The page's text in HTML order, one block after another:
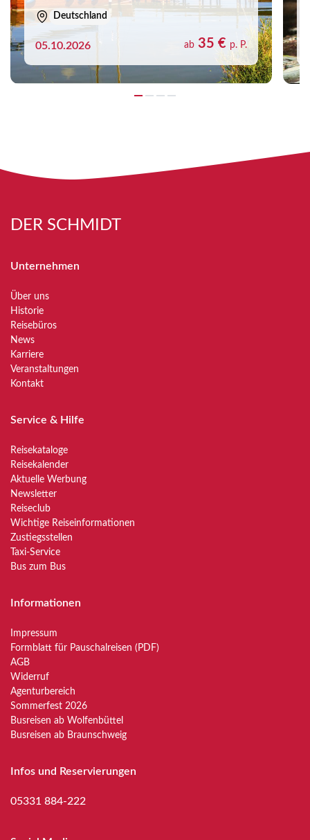
Deutschland
05.10.2026 ab 35 € p. P.
DER SCHMIDT
Unternehmen
Über uns
Historie
Reisebüros
News
Karriere
Veranstaltungen
Kontakt
Service & Hilfe
Reisekataloge
Reisekalender
Aktuelle Werbung
Newsletter
Reiseclub
Wichtige Reiseinformationen
Zustiegsstellen
Taxi-Service
Bus zum Bus
Informationen
Impressum
Formblatt für Pauschalreisen (PDF)
AGB
Widerruf
Agenturbereich
Sommerfest 2026
Busreisen ab Wolfenbüttel
Busreisen ab Braunschweig
Infos und Reservierungen
05331 884-222